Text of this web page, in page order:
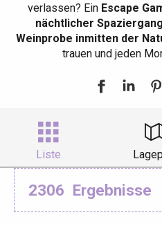
verlassen? EinEscape
nächtlicher Spaziergang
Weinprobe inmitten der
trauen und jeden
Liste
2306 Ergebnisse